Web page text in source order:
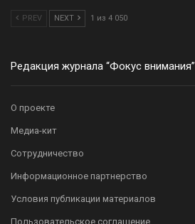
PREV NEXT 1 из 4 050
Редакция журнала “Фокус внимания”
О проекте
Медиа-кит
Сотрудничество
Информационное партнерство
Условия публикации материалов
Пользовательское соглашение